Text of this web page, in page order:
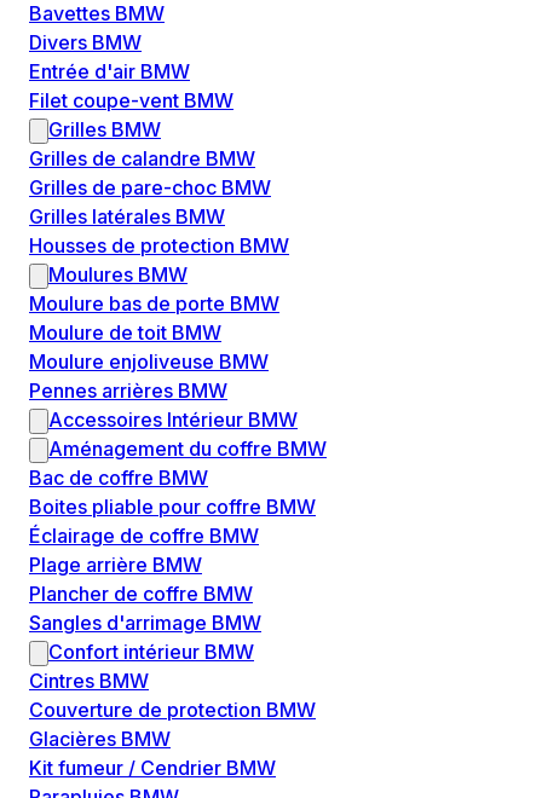
Bavettes BMW
Divers BMW
Entrée d'air BMW
Filet coupe-vent BMW
Grilles BMW
Grilles de calandre BMW
Grilles de pare-choc BMW
Grilles latérales BMW
Housses de protection BMW
Moulures BMW
Moulure bas de porte BMW
Moulure de toit BMW
Moulure enjoliveuse BMW
Pennes arrières BMW
Accessoires Intérieur BMW
Aménagement du coffre BMW
Bac de coffre BMW
Boites pliable pour coffre BMW
Éclairage de coffre BMW
Plage arrière BMW
Plancher de coffre BMW
Sangles d'arrimage BMW
Confort intérieur BMW
Cintres BMW
Couverture de protection BMW
Glacières BMW
Kit fumeur / Cendrier BMW